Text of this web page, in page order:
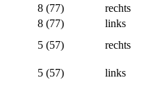
8 (77)
rechts
8 (77)
links
5 (57) rechts
5 (57) links